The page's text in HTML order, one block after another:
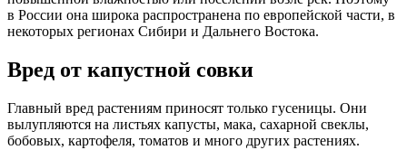
в России она широка распространена по европейской части, в
некоторых регионах Сибири и Дальнего Востока.
Вред от капустной совки
Главный вред растениям приносят только гусеницы. Они
вылупляются на листьях капусты, мака, сахарной свеклы,
бобовых, картофеля, томатов и много других растениях.